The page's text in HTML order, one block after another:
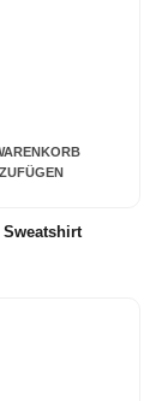
Sweatshirt